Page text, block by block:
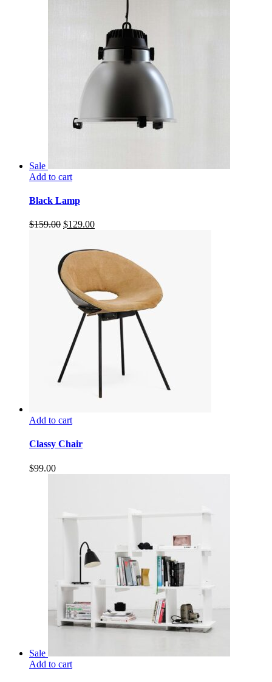
Sale
Add to cart
Black Lamp
$159.00 $129.00
Add to cart
Classy Chair
$99.00
Sale
Add to cart